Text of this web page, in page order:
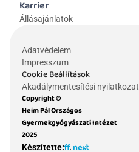
Karrier
Állásajánlatok
Adatvédelem
Impresszum
Cookie Beállítások
Akadálymentesítési nyilatkozat
Copyright ©
Heim Pál Országos
Gyermekgyógyászati Intézet
2025
Készítette: